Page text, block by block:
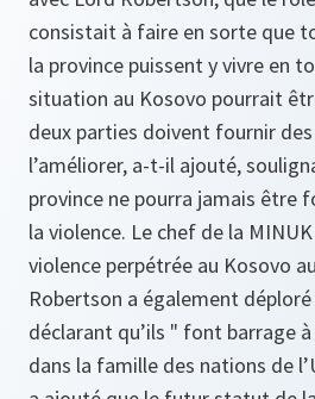
consistait à faire en sorte que
la province puissent y vivre en
situation au Kosovo pourrait
deux parties doivent fournir
l’améliorer, a-t-il ajouté,
province ne pourra jamais être
la violence. Le chef de la
violence perpétrée au Kosovo
Robertson a également
déclarant qu’ils " font barrage
dans la famille des nations de